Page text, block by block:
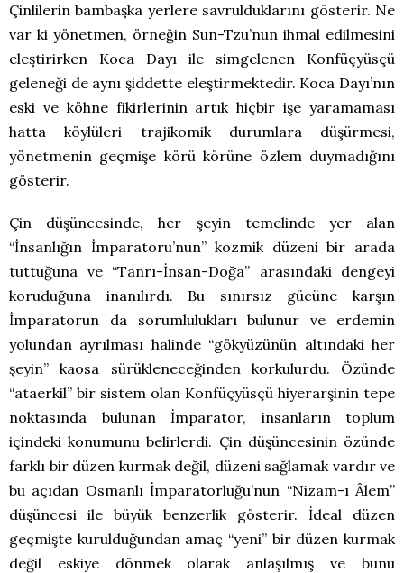
Çinlilerin bambaşka yerlere savrulduklarını gösterir. Ne
var ki yönetmen, örneğin Sun-Tzu’nun ihmal edilmesini
eleştirirken Koca Dayı ile simgelenen Konfüçyüsçü
geleneği de aynı şiddette eleştirmektedir. Koca Dayı’nın
eski ve köhne fikirlerinin artık hiçbir işe yaramaması
hatta köylüleri trajikomik durumlara düşürmesi,
yönetmenin geçmişe körü körüne özlem duymadığını
gösterir.
Çin düşüncesinde, her şeyin temelinde yer alan
“İnsanlığın İmparatoru’nun” kozmik düzeni bir arada
tuttuğuna ve “Tanrı-İnsan-Doğa” arasındaki dengeyi
koruduğuna inanılırdı. Bu sınırsız gücüne karşın
İmparatorun da sorumlulukları bulunur ve erdemin
yolundan ayrılması halinde “gökyüzünün altındaki her
şeyin” kaosa sürükleneceğinden korkulurdu. Özünde
“ataerkil” bir sistem olan Konfüçyüsçü hiyerarşinin tepe
noktasında bulunan İmparator, insanların toplum
içindeki konumunu belirlerdi. Çin düşüncesinin özünde
farklı bir düzen kurmak değil, düzeni sağlamak vardır ve
bu açıdan Osmanlı İmparatorluğu’nun “Nizam-ı Âlem”
düşüncesi ile büyük benzerlik gösterir. İdeal düzen
geçmişte kurulduğundan amaç “yeni” bir düzen kurmak
değil eskiye dönmek olarak anlaşılmış ve bunu